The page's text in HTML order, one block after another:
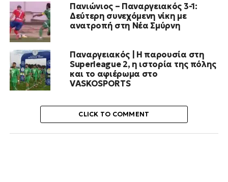
Πανιώνιος – Παναργειακός 3-1:
Δεύτερη συνεχόμενη νίκη με
ανατροπή στη Νέα Σμύρνη
Παναργειακός | Η παρουσία στη
Superleague 2, η ιστορία της πόλης
και το αφιέρωμα στο
VASKOSPORTS
CLICK TO COMMENT